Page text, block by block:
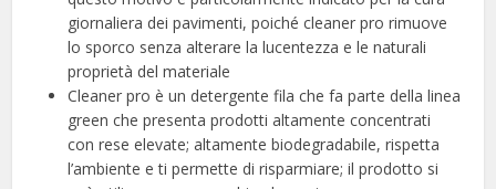
giornaliera dei pavimenti, poiché cleaner pro rimuove
lo sporco senza alterare la lucentezza e le naturali
proprietà del materiale
Cleaner pro è un detergente fila che fa parte della linea
green che presenta prodotti altamente concentrati
con rese elevate; altamente biodegradabile, rispetta
l’ambiente e ti permette di risparmiare; il prodotto si